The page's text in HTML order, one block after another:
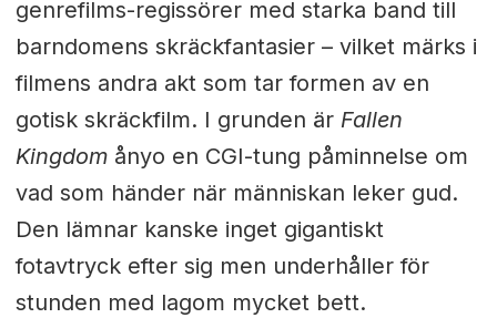
genrefilms-regissörer med starka band till
barndomens skräckfantasier – vilket märks i
filmens andra akt som tar formen av en
gotisk skräckfilm. I grunden är Fallen
Kingdomånyo en CGI-tung påminnelse om
vad som händer när människan leker gud.
Den lämnar kanske inget gigantiskt
fotavtryck efter sig men underhåller för
stunden med lagom mycket bett.